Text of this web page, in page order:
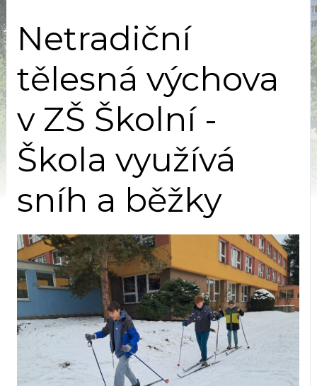
Netradiční
tělesná výchova
v ZŠ Školní -
Škola využívá
sníh a běžky